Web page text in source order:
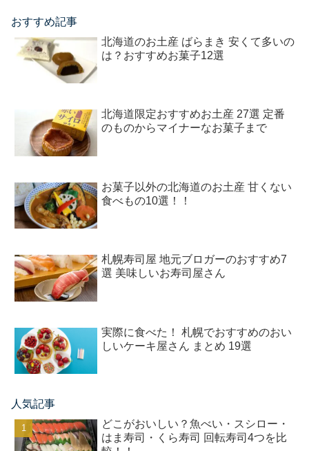
おすすめ記事
北海道のお土産 ばらまき 安くて多いの
は？おすすめお菓子12選
北海道限定おすすめお土産 27選 定番
のものからマイナーなお菓子まで
お菓子以外の北海道のお土産 甘くない
食べもの10選！！
札幌寿司屋 地元ブロガーのおすすめ7
選 美味しいお寿司屋さん
実際に食べた！ 札幌でおすすめのおい
しいケーキ屋さん まとめ 19選
人気記事
どこがおいしい？魚べい・スシロー・
はま寿司・くら寿司 回転寿司4つを比